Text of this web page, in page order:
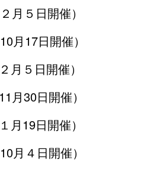
月５日開催）
月17日開催）
月５日開催）
月30日開催）
月19日開催）
月４日開催）